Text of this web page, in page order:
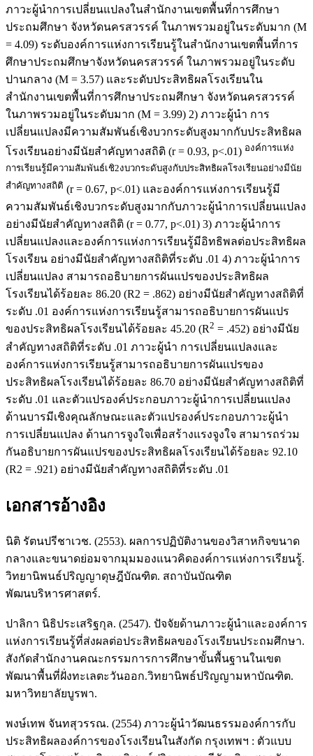
ภาวะผู้นำการเปลี่ยนแปลงในสำนักงานเขตพื้นที่การศึกษา
ประถมศึกษา จังหวัดนครสวรรค์ ในภาพรวมอยู่ในระดับมาก (M
= 4.09) ระดับองค์การแห่งการเรียนรู้ในสำนักงานเขตพื้นที่การ
ศึกษาประถมศึกษาจังหวัดนครสวรรค์ ในภาพรวมอยู่ในระดับ
ปานกลาง (M = 3.57) และระดับประสิทธิผลโรงเรียนใน
สำนักงานเขตพื้นที่การศึกษาประถมศึกษา จังหวัดนครสวรรค์
ในภาพรวมอยู่ในระดับมาก (M = 3.99) 2) ภาวะผู้นำ การ
เปลี่ยนแปลงมีความสัมพันธ์เชิงบวกระดับสูงมากกับประสิทธิผล
โรงเรียนอย่างมีนัยสำคัญทางสถิติ (r = 0.93, p<.01) องค์การแห่ง
การเรียนรู้มีความสัมพันธ์เชิ2งบวกระดับสูงกับประสิทธิผลโรงเรียนอย่างมีนัย
สำคัญทางสถิติ (r = 0.67, p<.01) และองค์การแห่งการเรียนรู้มี
ความสัมพันธ์เชิงบวกระดับสูงมากกับภาวะผู้นำการเปลี่ยนแปลง
อย่างมีนัยสำคัญทางสถิติ (r = 0.77, p<.01) 3) ภาวะผู้นำการ
เปลี่ยนแปลงและองค์การแห่งการเรียนรู้มีอิทธิพลต่อประสิทธิผล
โรงเรียน อย่างมีนัยสำคัญทางสถิติที่ระดับ .01 4) ภาวะผู้นำการ
เปลี่ยนแปลง สามารถอธิบายการผันแปรของประสิทธิผล
โรงเรียนได้ร้อยละ 86.20 (R2 = .862) อย่างมีนัยสำคัญทางสถิติที่
ระดับ .01 องค์การแห่งการเรียนรู้สามารถอธิบายการผันแปร
ของประสิทธิผลโรงเรียนได้ร้อยละ 45.20 (R2 = .452) อย่างมีนัย
สำคัญทางสถิติที่ระดับ .01 ภาวะผู้นำ การเปลี่ยนแปลงและ
องค์การแห่งการเรียนรู้สามารถอธิบายการผันแปรของ
ประสิทธิผลโรงเรียนได้ร้อยละ 86.70 อย่างมีนัยสำคัญทางสถิติที่
ระดับ .01 และตัวแปรองค์ประกอบภาวะผู้นำการเปลี่ยนแปลง
ด้านบารมีเชิงคุณลักษณะและตัวแปรองค์ประกอบภาวะผู้นำ
การเปลี่ยนแปลง ด้านการจูงใจเพื่อสร้างแรงจูงใจ สามารถร่วม
กันอธิบายการผันแปรของประสิทธิผลโรงเรียนได้ร้อยละ 92.10
(R2 = .921) อย่างมีนัยสำคัญทางสถิติที่ระดับ .01
เอกสารอ้างอิง
นิติ รัตนปรีชาเวช. (2553). ผลการปฏิบัติงานของวิสาหกิจขนาด
กลางและขนาดย่อมจากมุมมองแนวคิดองค์การแห่งการเรียนรู้.
วิทยานิพนธ์ปริญญาดุษฎีบัณฑิต. สถาบันบัณฑิต
พัฒนบริหารศาสตร์.
ปาลิกา นิธิประเสริฐกุล. (2547). ปัจจัยด้านภาวะผู้นำและองค์การ
แห่งการเรียนรู้ที่ส่งผลต่อประสิทธิผลของโรงเรียนประถมศึกษา.
สังกัดสำนักงานคณะกรรมการการศึกษาขั้นพื้นฐานในเขต
พัฒนาพื้นที่ฝั่งทะเลตะวันออก.วิทยานิพธ์ปริญญามหาบัณฑิต.
มหาวิทยาลัยบูรพา.
พงษ์เทพ จันทสุวรรณ. (2554) ภาวะผู้นำวัฒนธรรมองค์การกับ
ประสิทธิผลองค์การของโรงเรียนในสังกัด กรุงเทพฯ : ตัวแบบ